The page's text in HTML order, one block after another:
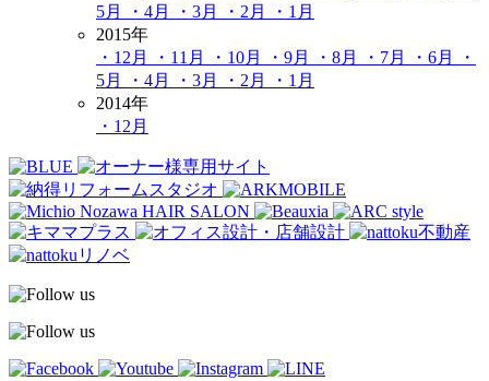
5月
・4月 ・3月 ・2月
・1月
2015年
・12月
・11月 ・10月 ・9月 ・8月 ・7月 ・6月
・
5月
・4月 ・3月 ・2月
・1月
2014年
・12月